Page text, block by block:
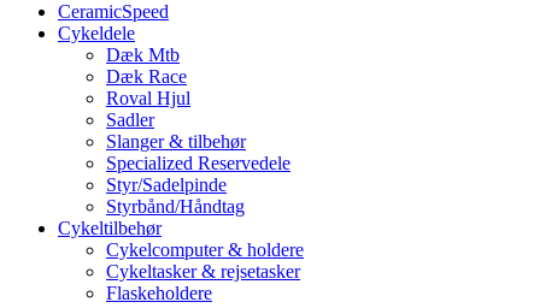
CeramicSpeed
Cykeldele
Dæk Mtb
Dæk Race
Roval Hjul
Sadler
Slanger & tilbehør
Specialized Reservedele
Styr/Sadelpinde
Styrbånd/Håndtag
Cykeltilbehør
Cykelcomputer & holdere
Cykeltasker & rejsetasker
Flaskeholdere